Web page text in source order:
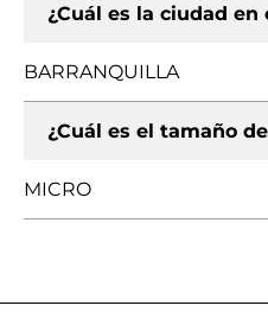
¿Cuál es la ciudad en
BARRANQUILLA
¿Cuál es el tamaño
MICRO